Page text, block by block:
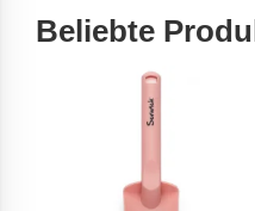
Beliebte